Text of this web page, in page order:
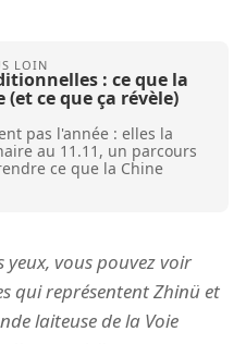
: ce que la
(et ce que ça révèle)
pas l'année : elles la
au 11.11, un parcours
ce que la Chine
yeux, vous pouvez voir
qui représentent Zhinü et
laiteuse de la Voie